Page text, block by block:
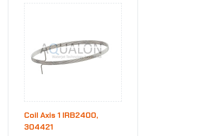
Coil Axis 1 IRB2400,
304421